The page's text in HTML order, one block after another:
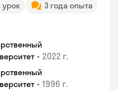
урок
3 года опыта
• 2022 г.
• 1996 г.